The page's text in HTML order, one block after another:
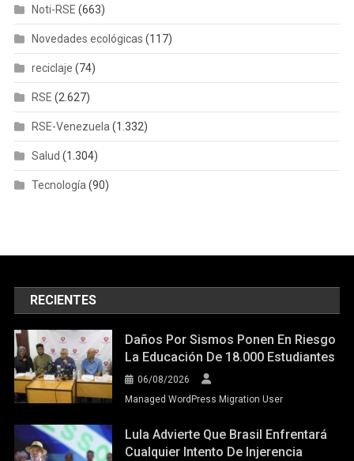
Noti-RSE (663)
Novedades ecológicas (117)
reciclaje (74)
RSE (2.627)
RSE-Venezuela(1.332)
Salud (1.304)
Tecnología(90)
RECIENTES
Daños Por Sismos Ponen En Riesgo
La Educación De 18.000 Estudiantes
06/08/2026
Managed WordPress Migration User
Lula Advierte Que Brasil Enfrentará
Cualquier Intento De Injerencia